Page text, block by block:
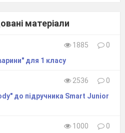
матеріали
1885
0
для 1 класу
2536
0
до підручника Smart Junior
1000
0